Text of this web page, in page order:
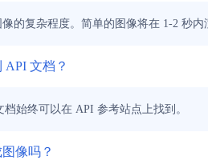
的复杂程度。简单的图像将在 1-2 秒内
API 文档？
始终可以在 API 参考站点上找到。
像吗？